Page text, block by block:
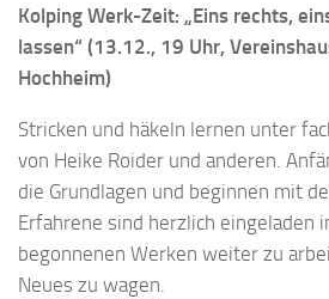
Kolping Werk-Zeit: „Eins rechts,
lassen“ (13.12., 19 Uhr,
Hochheim)
Stricken und häkeln lernen unter
von Heike Roider und anderen.
die Grundlagen und beginnen mit
Erfahrene sind herzlich eingeladen
begonnenen Werken weiter zu
Neues zu wagen.